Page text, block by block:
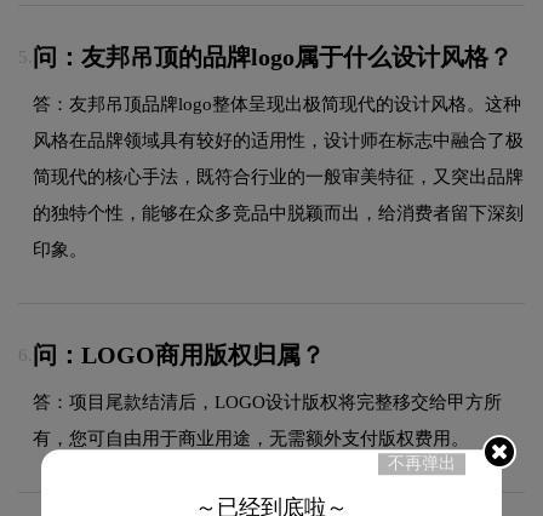
5. 问：友邦吊顶的品牌logo属于什么设计风格？
答：友邦吊顶品牌logo整体呈现出极简现代的设计风格。这种
风格在品牌领域具有较好的适用性，设计师在标志中融合了极
简现代的核心手法，既符合行业的一般审美特征，又突出品牌
的独特个性，能够在众多竞品中脱颖而出，给消费者留下深刻
印象。
6. 问：LOGO商用版权归属？
答：项目尾款结清后，LOGO设计版权将完整移交给甲方所
有，您可自由用于商业用途，无需额外支付版权费用。
不再弹出
～已经到底啦～